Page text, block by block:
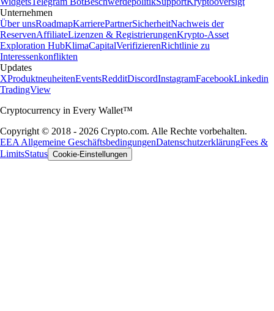
Unternehmen
Über unsRoadmapKarrierePartnerSicherheitNachweis der
ReservenAffiliateLizenzen & RegistrierungenKrypto-Asset
Exploration HubKlimaCapitalVerifizierenRichtlinie zu
Interessenkonflikten
Updates
XProduktneuheitenEventsRedditDiscordInstagramFacebookLinkedin
TradingView
Cryptocurrency in Every Wallet™
Copyright © 2018 - 2026 Crypto.com. Alle Rechte vorbehalten.
EEA Allgemeine GeschäftsbedingungenDatenschutzerklärungFees &
LimitsStatus Cookie-Einstellungen